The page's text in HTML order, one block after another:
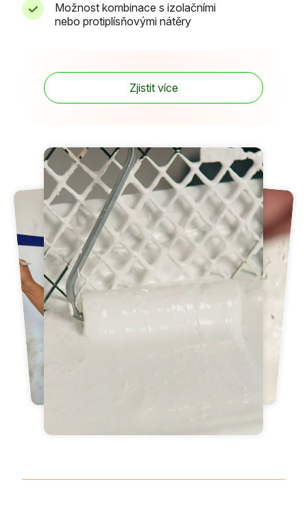
Možnost kombinace s izolačními
nebo protiplísňovými nátěry
Zjistit více